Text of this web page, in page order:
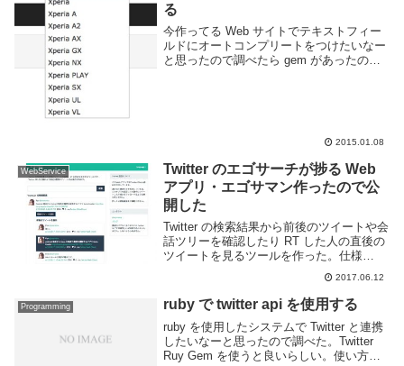
る
今作ってる Web サイトでテキストフィー
ルドにオートコンプリートをつけたいなー
と思ったので調べたら gem があったので
2015.01.08
WebService
Twitter のエゴサーチが捗る Web
アプリ・エゴサマン作ったので公
開した
Twitter の検索結果から前後のツイートや会
話ツリーを確認したり RT した人の直後の
ツイートを見るツールを作った。仕様
Twitter API の仕様上直筋7日までのツイー
トしか辿れません。「前後のツイートを見
る」は前後3つまでのツイー...
2017.06.12
Programming ruby で twitter api を使用する
ruby を使用したシステムで Twitter と連携
したいなーと思ったので調べた。Twitter
Ruy Gem を使うと良いらしい。使い方を